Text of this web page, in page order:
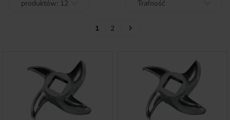
1 2 Następny
